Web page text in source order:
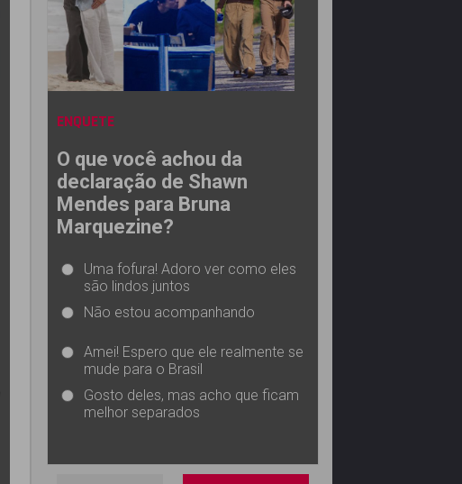
ENQUETE
O que você achou da
declaração de Shawn
Mendes para Bruna
Marquezine?
Uma fofura! Adoro ver como eles
são lindos juntos
Não estou acompanhando
Amei! Espero que ele realmente se
mude para o Brasil
Gosto deles, mas acho que ficam
melhor separados